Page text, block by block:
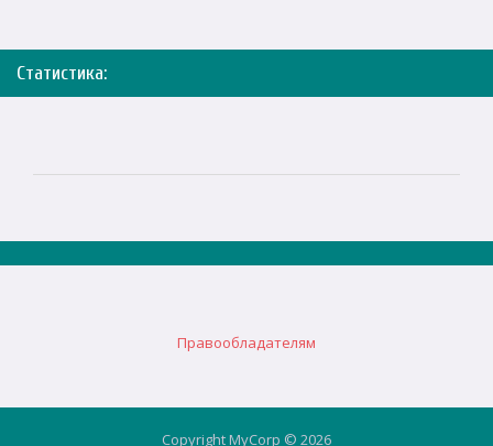
Статистика:
Правообладателям
Copyright MyCorp © 2026